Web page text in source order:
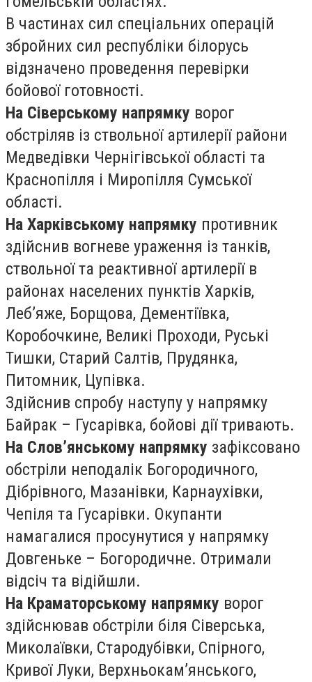
В частинах сил спеціальних операцій
збройних сил республіки білорусь
відзначено проведення перевірки
бойової готовності.
На Сіверському напрямку ворог
обстріляв із ствольної артилерії райони
Медведівки Чернігівської області та
Краснопілля і Миропілля Сумської
області.
На Харківському напрямку противник
здійснив вогневе ураження із танків,
ствольної та реактивної артилерії в
районах населених пунктів Харків,
Лебʼяже, Борщова, Дементіївка,
Коробочкине, Великі Проходи, Руські
Тишки, Старий Салтів, Прудянка,
Питомник, Цупівка.
Здійснив спробу наступу у напрямку
Байрак – Гусарівка, бойові дії тривають.
На Слов’янському напрямку зафіксовано
обстріли неподалік Богородичного,
Дібрівного, Мазанівки, Карнаухівки,
Чепіля та Гусарівки. Окупанти
намагалися просунутися у напрямку
Довгеньке – Богородичне. Отримали
відсіч та відійшли.
На Краматорському напрямку ворог
здійснював обстріли біля Сіверська,
Миколаївки, Стародубівки, Спірного,
Кривої Луки, Верхньокам’янського,